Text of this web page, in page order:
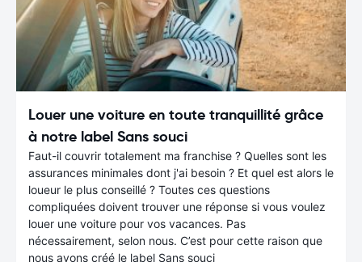
Louer une voiture en toute tranquillité grâce
à notre label Sans souci
Faut-il couvrir totalement ma franchise ? Quelles sont les
assurances minimales dont j'ai besoin ? Et quel est alors le
loueur le plus conseillé ? Toutes ces questions
compliquées doivent trouver une réponse si vous voulez
louer une voiture pour vos vacances. Pas
nécessairement, selon nous. C’est pour cette raison que
nous avons créé le label Sans souci